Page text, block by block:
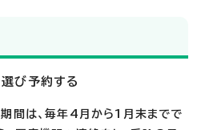
び予約する
間は、毎年4月から1月末までで